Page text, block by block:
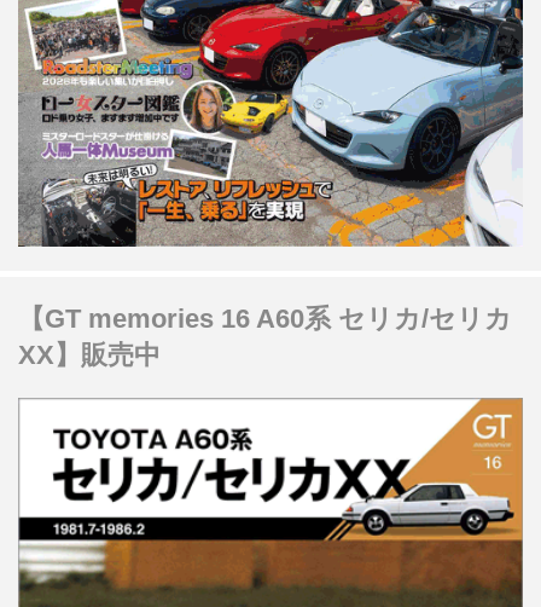
【GT memories 16 A60系 セリカ/セリカ
XX】販売中